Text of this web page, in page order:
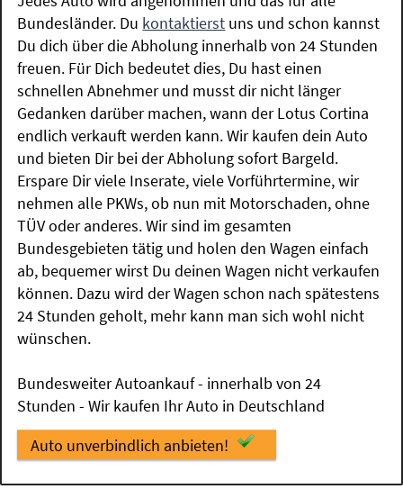
Bundesländer. Du kontaktierst uns und schon kannst
Du dich über die Abholung innerhalb von 24 Stunden
freuen. Für Dich bedeutet dies, Du hast einen
schnellen Abnehmer und musst dir nicht länger
Gedanken darüber machen, wann der Lotus Cortina
endlich verkauft werden kann. Wir kaufen dein Auto
und bieten Dir bei der Abholung sofort Bargeld.
Erspare Dir viele Inserate, viele Vorführtermine, wir
nehmen alle PKWs, ob nun mit Motorschaden, ohne
TÜV oder anderes. Wir sind im gesamten
Bundesgebieten tätig und holen den Wagen einfach
ab, bequemer wirst Du deinen Wagen nicht verkaufen
können. Dazu wird der Wagen schon nach spätestens
24 Stunden geholt, mehr kann man sich wohl nicht
wünschen.
Bundesweiter Autoankauf - innerhalb von 24
Stunden - Wir kaufen Ihr Auto in Deutschland
Auto unverbindlich anbieten!